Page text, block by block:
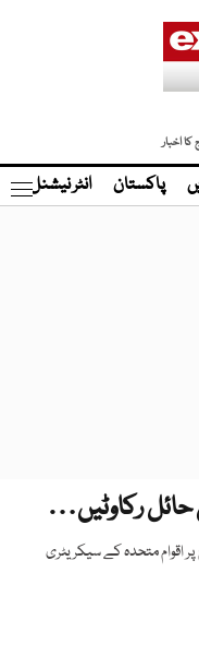
کا اخبار
پاکستان انٹر نیشنل
پر اقوام متحدہ کے سیکریٹری